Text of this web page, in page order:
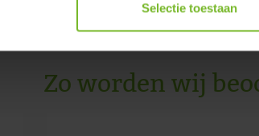
Selectie toestaan
Zo worden wij